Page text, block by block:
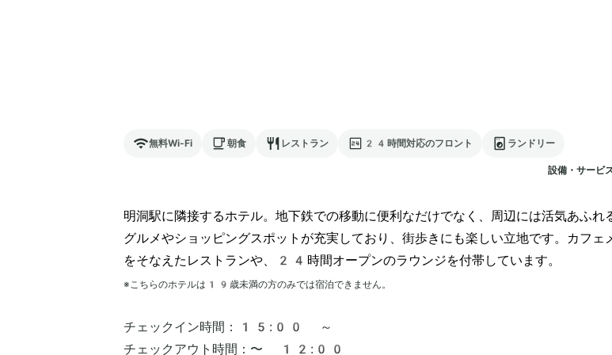
無料Wi-Fi 朝食 レストラン 24時間対応のフロント ランドリー
設備・サービ
明洞駅に隣接するホテル。地下鉄での移動に便利なだけでなく、周辺には活気あふれ
グルメやショッピングスポットが充実しており、街歩きにも楽しい立地です。カフェ
をそなえたレストランや、24時間オープンのラウンジを付帯しています。
※こちらのホテルは 19 歳未満の方のみでは宿泊できません。
チェックイン時間：
15:00 ～
チェックアウト時間： 〜 12:00